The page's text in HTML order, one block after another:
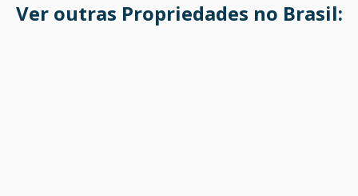
Ver outras Propriedades no Brasil: